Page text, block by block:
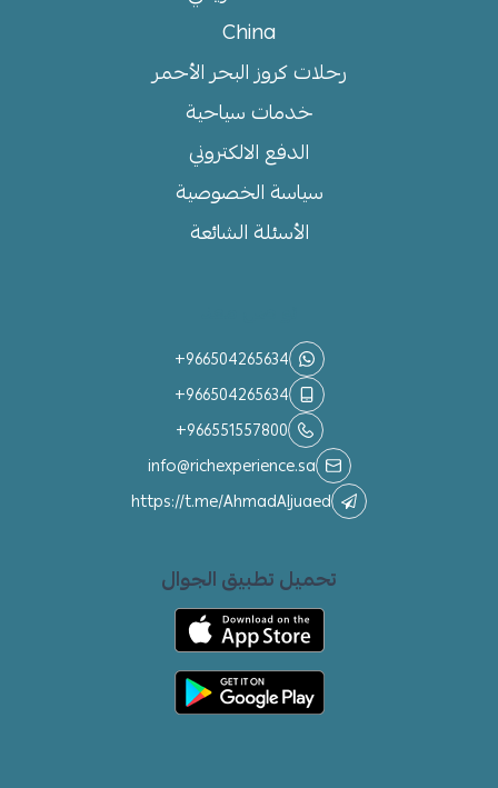
China
رحلات كروز البحر الأحمر
خدمات سياحية
الدفع الالكتروني
سياسة الخصوصية
الأسئلة الشائعة
+966504265634
+966504265634
+966551557800
info@richexperience.sa
https://t.me/AhmadAljuaed
تحميل تطبيق الجوال